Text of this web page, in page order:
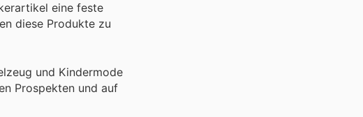
eine feste
diese Produkte zu
und Kindermode
Prospekten und auf